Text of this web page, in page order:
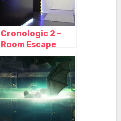
Cronologic 2 –
Room Escape
Barcelona,
Barcelona –
Cataluña